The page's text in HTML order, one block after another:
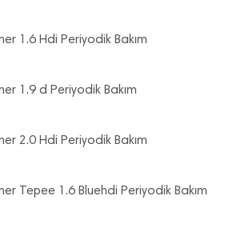
1.6 Hdi Periyodik Bakım
1.9 d Periyodik Bakım
2.0 Hdi Periyodik Bakım
Tepee 1.6 Bluehdi Periyodik Bakım